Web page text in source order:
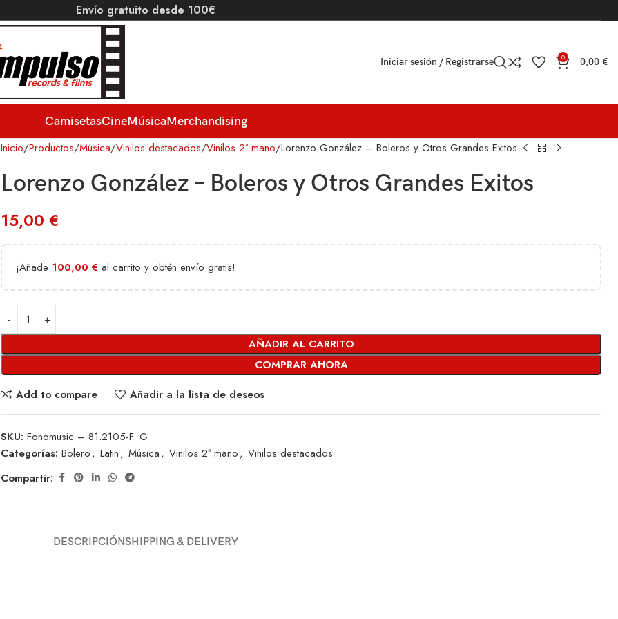
Envío gratuito desde 100€
Iniciar sesión / Registrarse 0 0,00 €
CamisetasCineMúsicaMerchandising
Inicio Productos Música Vinilos destacados Vinilos 2ª mano Lorenzo González – Boleros y Otros Grandes Exitos
Lorenzo González – Boleros y Otros Grandes Exitos
15,00 €
¡Añade 100,00 € al carrito y obtén envío gratis!
AÑADIR AL CARRITO
COMPRAR AHORA
Add to compare
Añadir a la lista de deseos
SKU: Fonomusic – 81.2105-F. G
Categorías: Bolero, Latin, Música, Vinilos 2ª mano, Vinilos destacados
Compartir:
DESCRIPCIÓNSHIPPING & DELIVERY